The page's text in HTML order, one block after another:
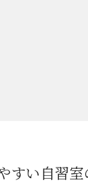
すい自習